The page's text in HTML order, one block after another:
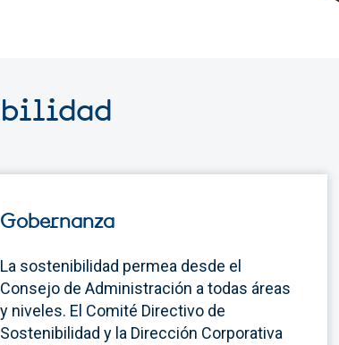
Gobernanza
La sostenibilidad permea desde el
Consejo de Administración a todas áreas
y niveles. El Comité Directivo de
Sostenibilidad y la Dirección Corporativa